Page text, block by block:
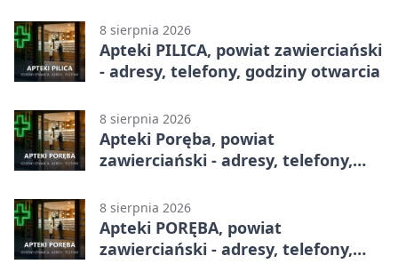
8 sierpnia 2026
Apteki PILICA, powiat zawierciański
- adresy, telefony, godziny otwarcia
8 sierpnia 2026
Apteki Poręba, powiat
zawierciański - adresy, telefony,
8 sierpnia 2026
Apteki PORĘBA, powiat
zawierciański - adresy, telefony,